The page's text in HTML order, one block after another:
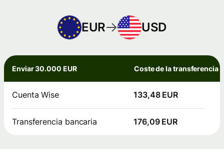
EUR USD
Enviar 30.000 EUR Coste de la transferencia
Cuenta Wise 133,48 EUR
Transferencia bancaria 176,09 EUR